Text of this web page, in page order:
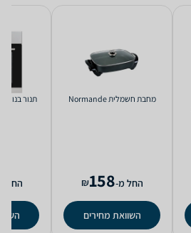
מחבת חשמלית Normande
החל מ-158
₪
השוואת מחירים
‏תנור בנוי Normande ND807
החל